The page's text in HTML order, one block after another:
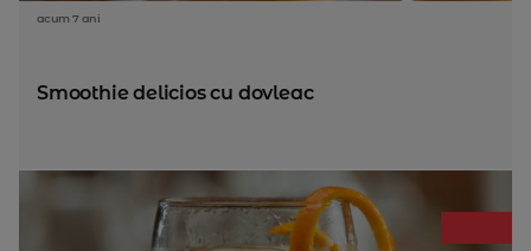
acum 7 ani
Smoothie delicios cu dovleac